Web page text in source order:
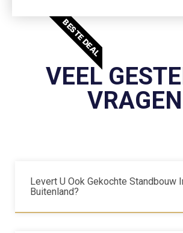
BESTE DEAL
VEEL
VRAGEN
Levert U Ook Gekochte Standbouw
Buitenland?